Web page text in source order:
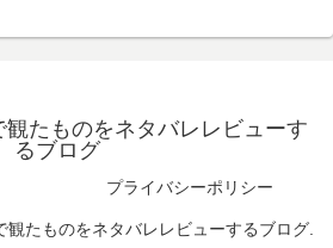
たものをネタバレレビューす
るブログ
プライバシーポリシー
たものをネタバレレビューするブログ.